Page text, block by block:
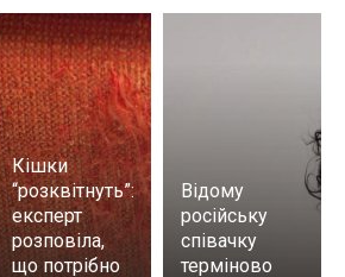
Кішки
“розквітнуть”:
експерт
розповіла,
що потрібно
Відому
російську
співачку
терміново